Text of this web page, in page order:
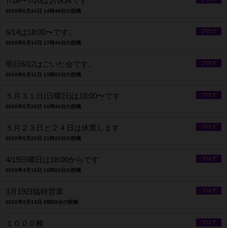
2026年6月24日 14時48分の投稿
ブログ
6/14は18:00〜です。
2026年6月13日 17時45分の投稿
ブログ
明日6/12はごいた会です。
2026年6月11日 15時55分の投稿
ブログ
５月３１日(日曜日)は18:00〜です
2026年5月28日 16時46分の投稿
ブログ
５月２３日と２４日は休業します
2026年5月20日 21時22分の投稿
ブログ
4/19日曜日は18:00からです
2026年4月18日 18時20分の投稿
ブログ
3月19日臨時営業
2026年3月13日 8時28分の投稿
ブログ
１０００種